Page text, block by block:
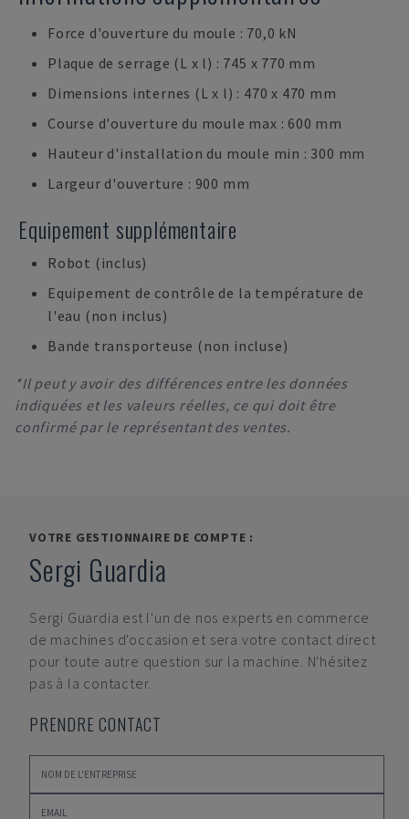
Force d'ouverture du moule : 70,0 kN
Plaque de serrage (L x l) : 745 x 770 mm
Dimensions internes (L x l) : 470 x 470 mm
Course d'ouverture du moule max : 600 mm
Hauteur d'installation du moule min : 300 mm
Largeur d'ouverture : 900 mm
Equipement supplémentaire
Robot (inclus)
Equipement de contrôle de la température de
l'eau (non inclus)
Bande transporteuse (non incluse)
*Il peut y avoir des différences entre les données
indiquées et les valeurs réelles, ce qui doit être
confirmé par le représentant des ventes.
VOTRE GESTIONNAIRE DE COMPTE :
Sergi Guardia
Sergi Guardia est l'un de nos experts en commerce
de machines d'occasion et sera votre contact direct
pour toute autre question sur la machine. N'hésitez
pas à la contacter.
PRENDRE CONTACT